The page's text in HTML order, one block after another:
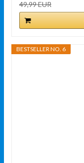
49,99 EUR
BESTSELLER NO. 6